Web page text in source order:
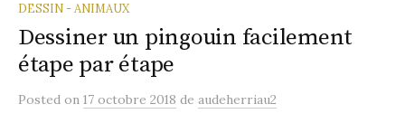
DESSIN - ANIMAUX
Dessiner un pingouin facilement
étape par étape
Posted on 17 octobre 2018 de audeherriau2